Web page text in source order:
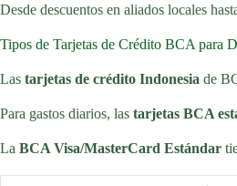
Desde descuentos en aliados locales
Tipos de Tarjetas de Crédito BCA para
Las tarjetas de crédito Indonesia de
Para gastos diarios, las tarjetas BCA
La BCA Visa/MasterCard Estándar